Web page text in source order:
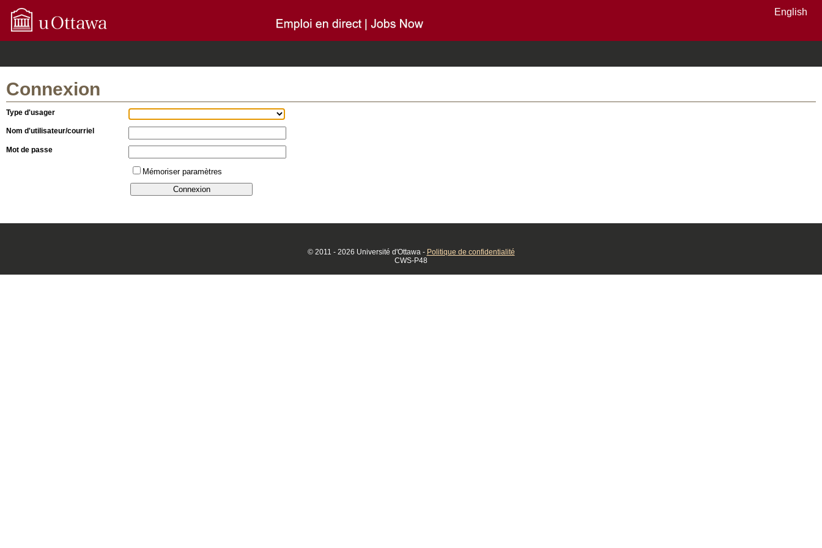
English
Connexion
Type d'usager
Nom d'utilisateur/courriel
Mot de passe
Mémoriser paramètres
© 2011 - 2026 Université d'Ottawa - Politique de confidentialité
CWS-P48